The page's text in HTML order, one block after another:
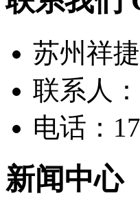
苏州祥
联系人
电话：
新闻中心